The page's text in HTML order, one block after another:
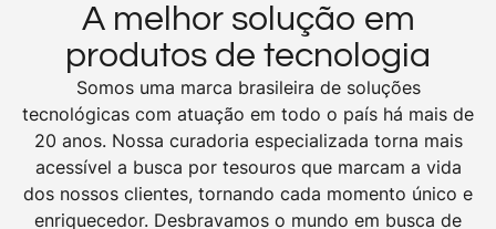
A melhor solução em
produtos de tecnologia
Somos uma marca brasileira de soluções
tecnológicas com atuação em todo o país há mais de
20 anos. Nossa curadoria especializada torna mais
acessível a busca por tesouros que marcam a vida
dos nossos clientes, tornando cada momento único e
enriquecedor. Desbravamos o mundo em busca de